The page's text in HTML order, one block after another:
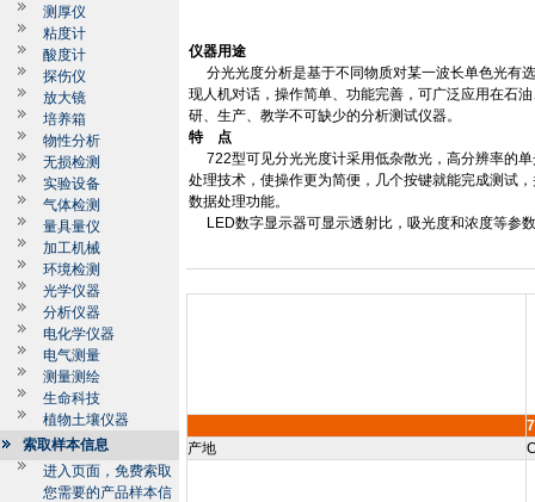
测厚仪
粘度计
酸度计
探伤仪
放大镜
培养箱
物性分析
无损检测
实验设备
气体检测
量具量仪
加工机械
环境检测
光学仪器
分析仪器
电化学仪器
电气测量
测量测绘
生命科技
植物土壤仪器
索取样本信息
进入页面，免费索取
您需要的产品样本信
仪器用途
分光光度分析是基于不同物质对某一波长单色光有
现人机对话，操作简单、功能完善，可广泛应用在石
研、生产、教学不可缺少的分析测试仪器。
特
点
722型可见分光光度计采用低杂散光，高分辨率的
处理技术，使操作更为简便，几个按键就能完成测试
数据处理功能。
LED数字显示器可显示透射比，吸光度和浓度等参
产地